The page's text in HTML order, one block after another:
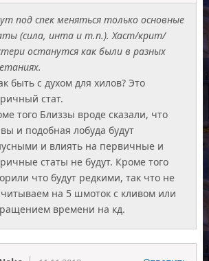
под спек меняться только основные
(сила, инта и т.п.). Хаст/крит/
останутся как были в разных
быть с духом для хилов? Это
стат.
того Близзы вроде сказали, что
и подобная лобуда будут
и влиять на первичные и
статы не будут. Кроме того
что будут редкими, так что не
на 5 шмоток с кливом или
времени на кд.